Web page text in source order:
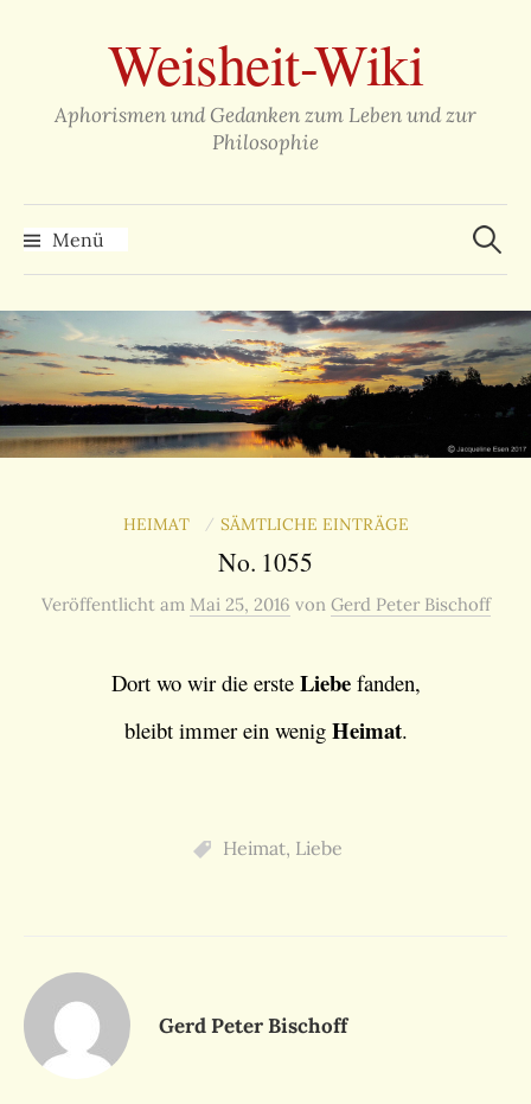
überspringenWeisheit-Wiki
Aphorismen und Gedanken zum Leben und zur
Philosophie
Menü
Suchen
nach:
HEIMAT / SÄMTLICHE EINTRÄGE
No. 1055
Veröffentlicht am Mai 25, 2016 von Gerd Peter Bischoff
Dort wo wir die erste Liebefanden,
bleibt immer ein wenig Heimat.
Heimat, Liebe
Gerd Peter Bischoff